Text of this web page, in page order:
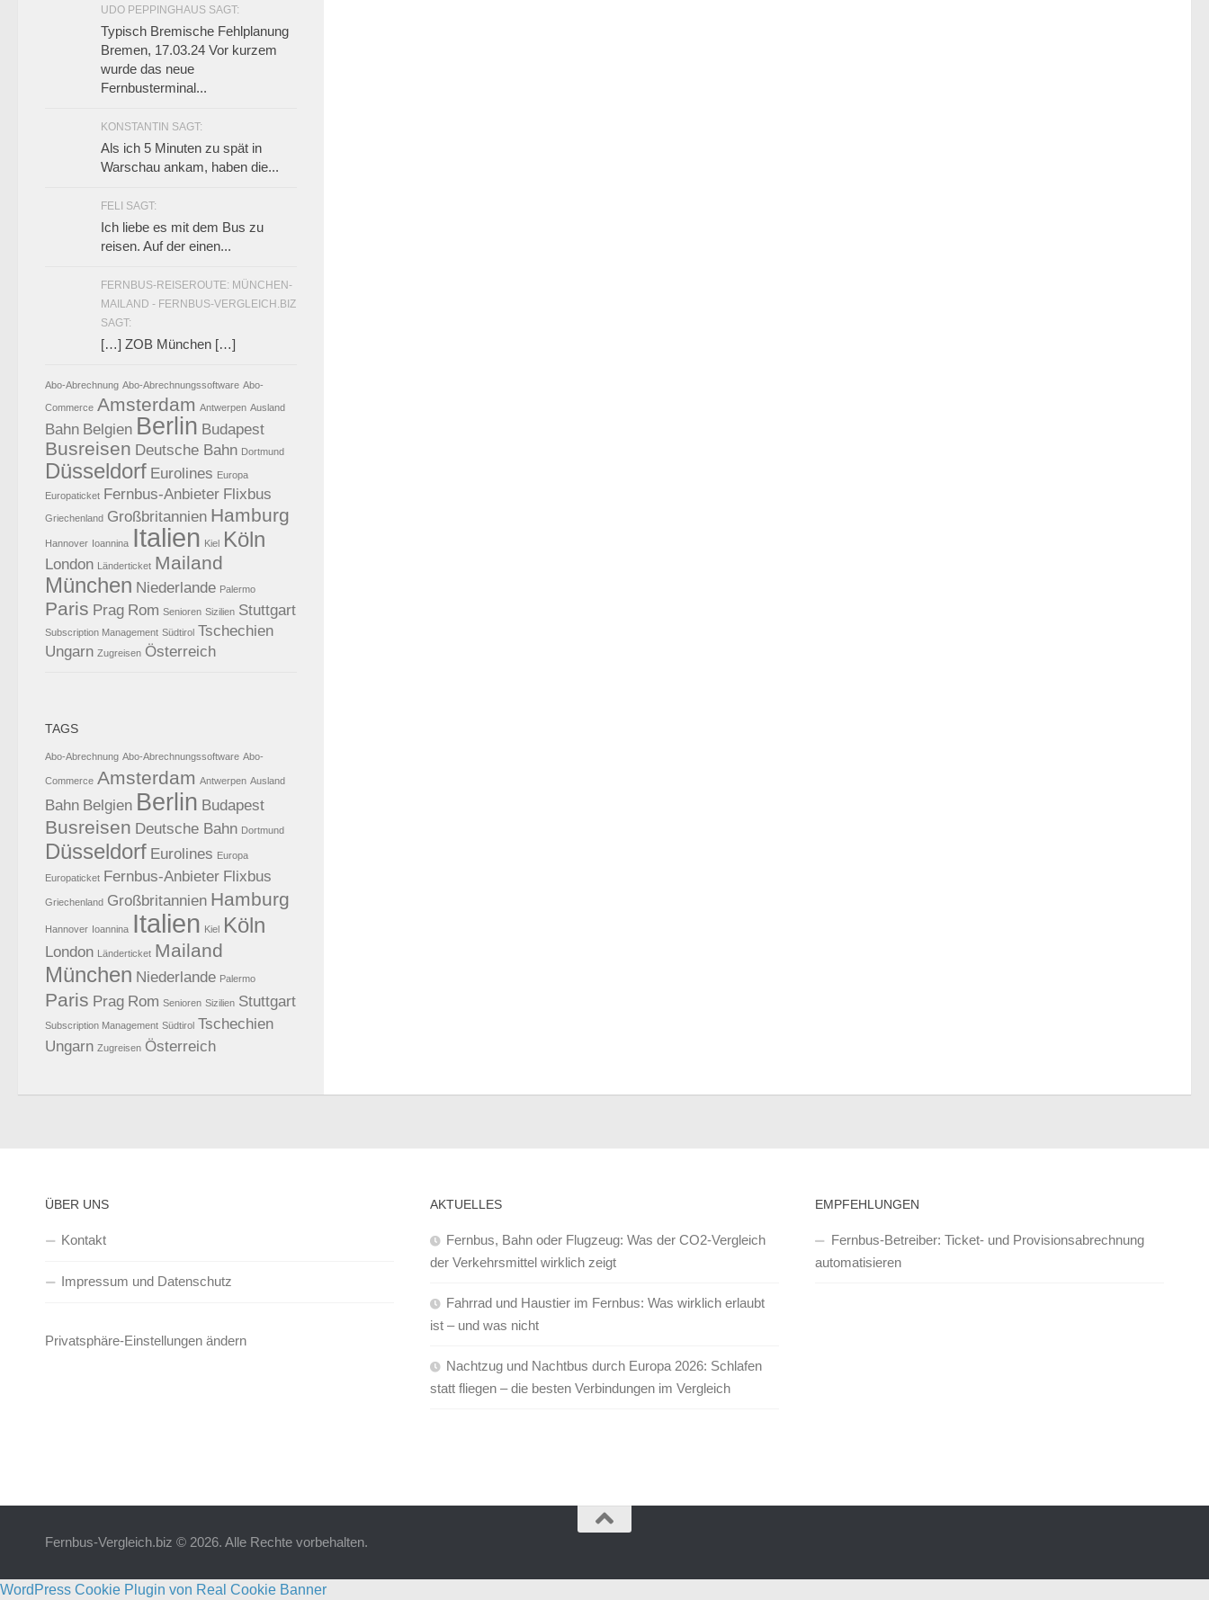
UDO PEPPINGHAUS SAGT:
Typisch Bremische Fehlplanung
Bremen, 17.03.24 Vor kurzem
wurde das neue
Fernbusterminal...
KONSTANTIN SAGT:
Als ich 5 Minuten zu spät in
Warschau ankam, haben die...
FELI SAGT:
Ich liebe es mit dem Bus zu
reisen. Auf der einen...
FERNBUS-REISEROUTE: MÜNCHEN-
MAILAND - FERNBUS-VERGLEICH.BIZ
SAGT:
[…] ZOB München […]
Abo-Abrechnung Abo-Abrechnungssoftware Abo-
Commerce Amsterdam Antwerpen Ausland
Bahn Belgien Berlin Budapest
Busreisen Deutsche Bahn Dortmund
Düsseldorf Eurolines Europa
Europaticket Fernbus-Anbieter Flixbus
Griechenland Großbritannien Hamburg
Hannover Ioannina Italien Kiel Köln
London Länderticket Mailand
München Niederlande Palermo
Paris Prag Rom Senioren Sizilien Stuttgart
Subscription Management Südtirol Tschechien
Ungarn Zugreisen Österreich
TAGS
Abo-Abrechnung Abo-Abrechnungssoftware Abo-
Commerce Amsterdam Antwerpen Ausland
Bahn Belgien Berlin Budapest
Busreisen Deutsche Bahn Dortmund
Düsseldorf Eurolines Europa
Europaticket Fernbus-Anbieter Flixbus
Griechenland Großbritannien Hamburg
Hannover Ioannina Italien Kiel Köln
London Länderticket Mailand
München Niederlande Palermo
Paris Prag Rom Senioren Sizilien Stuttgart
Subscription Management Südtirol Tschechien
Ungarn Zugreisen Österreich
ÜBER UNS
Kontakt
Impressum und Datenschutz
Privatsphäre-Einstellungen ändern
AKTUELLES
Fernbus, Bahn oder Flugzeug: Was der CO2-Vergleich
der Verkehrsmittel wirklich zeigt
Fahrrad und Haustier im Fernbus: Was wirklich erlaubt
ist – und was nicht
Nachtzug und Nachtbus durch Europa 2026: Schlafen
statt fliegen – die besten Verbindungen im Vergleich
EMPFEHLUNGEN
Fernbus-Betreiber: Ticket- und Provisionsabrechnung
automatisieren
Fernbus-Vergleich.biz © 2026. Alle Rechte vorbehalten.
WordPress Cookie Plugin von Real Cookie Banner